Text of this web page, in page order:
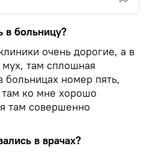
в больницу?
очень дорогие, а в
там сплошная
больницах номер пять,
ко мне хорошо
там совершенно
в врачах?